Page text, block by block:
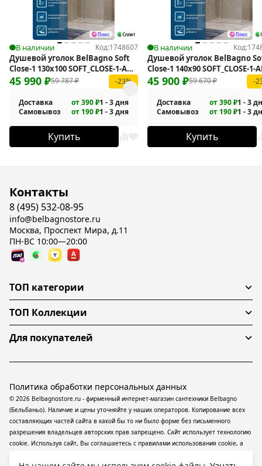
В наличии Код:1748607
Душевой уголок BelBagno Soft
Close-1 130x100 SOFT_CLOSE-1-AH-
1-130/100-C-Cr59 787₽
45 990 ₽ -23%
Доставка от 390 ₽1 - 3 дня
Самовывоз
от 190 ₽1 - 3 дня
Купить
В наличии Код:
Душевой уголок BelBagno
Close-1 140x90 SOFT_CLOSE-1-
140/90-C-Cr59 670₽
45 900 ₽ -
Доставка от 390 ₽1 - 3
Самовывоз
от 190 ₽1 - 3
Купить
Контакты
8 (495) 532-08-95
info@belbagnostore.ru
Москва, Проспект Мира, д.11
ПН-ВС 10:00—20:00
ТОП категории
ТОП Коллекции
Для покупателей
© 2026 Belbagnostore.ru - фирменный интернет-магазин сантехники Belbagno
(Бельбаньо). Наличие и цены уточняйте у наших операторов. Копирование всех
составляющих частей сайта в какой бы то ни было форме без письменного
разрешения владельцев авторских прав запрещено. Сайт использует технологию
cookie. Используя сайт, Вы соглашаетесь с правилами использования cookie, а
Политика обработки персональных данных